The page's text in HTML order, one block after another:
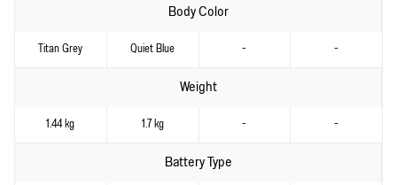
Body Color
Titan Grey Quiet Blue - -
Weight
1.44 kg 1.7 kg - -
Battery Type